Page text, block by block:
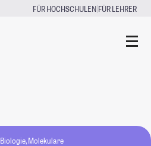
FÜR HOCHSCHULEN|FÜR LEHRER
Biologie, Molekulare